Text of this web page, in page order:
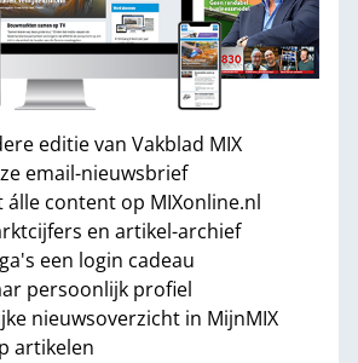
editie van Vakblad MIX
email-nieuwsbrief
álle content op MIXonline.nl
en artikel-archief
een login cadeau
persoonlijk profiel
nieuwsoverzicht in MijnMIX
artikelen